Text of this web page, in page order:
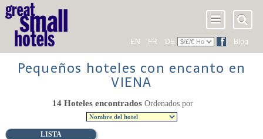
EN FR DE Blog
Pequeños hoteles con encanto en
VIENA
LISTA
14 Hoteles encontrados Ordenados por